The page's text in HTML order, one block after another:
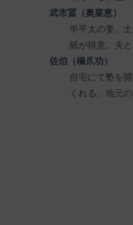
武市冨（奥菜恵）
半平太の妻。
紙が得意。夫
佐伯（橋爪功）
自宅にて塾を
くれる。地元